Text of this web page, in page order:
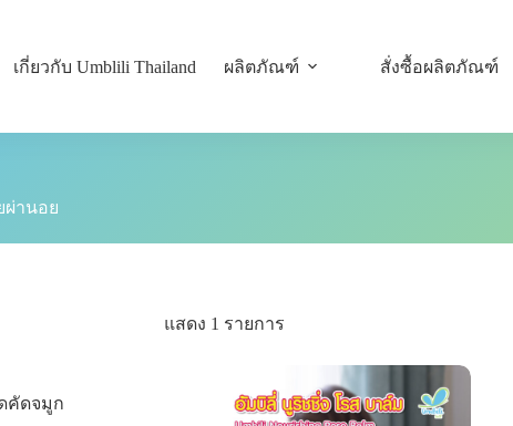
เกี่ยวกับ Umblili Thailand ผลิตภัณฑ์ สั่งซื้อผลิตภัณฑ์
านอย
แสดง 1 รายการ
คัดจมูก